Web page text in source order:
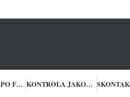
WYCIECZKA PO FABRYCE KONTROLA JAKOŚCI